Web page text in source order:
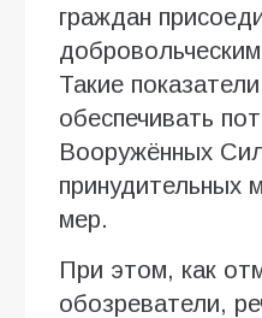
граждан
Такие
обеспечивать
Вооружённых
принудительных
мер.
При этом, как
обозреватели,